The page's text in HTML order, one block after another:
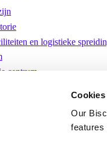
Cookies
Our
features
en logistieke
centrum